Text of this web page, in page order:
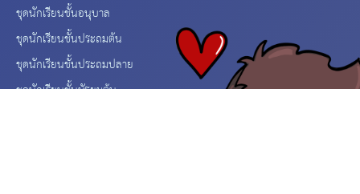
ชุดนักเรียนชั้นอนุบาล
ชุดนักเรียนชั้นประถมต้น
ชุดนักเรียนชั้นประถมปลาย
ชุดนักเรียนชั้นมัธยมต้น